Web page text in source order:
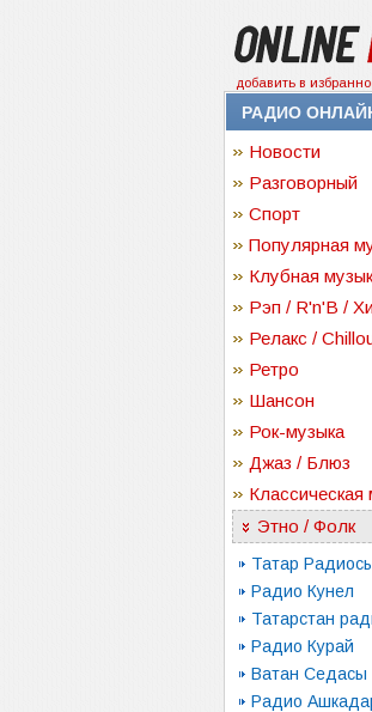
добавить в
РАДИО
Новости
Разговорный
Спорт
Популярная
Клубная
Рэп / R'n'B /
Релакс /
Ретро
Шансон
Рок-музыка
Джаз / Блюз
Классическая
Этно / Фолк
Татар
Радио Кунел
Татарстан
Радио Курай
Ватан Cедасы
Радио